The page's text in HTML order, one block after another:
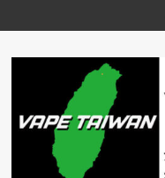
to
content